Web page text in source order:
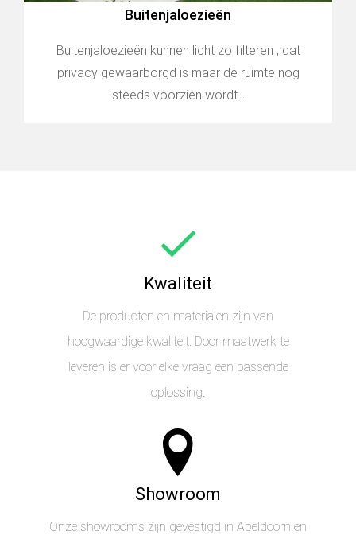
Buitenjaloezieën
Buitenjaloezieën kunnen licht zo filteren , dat
privacy gewaarborgd is maar de ruimte nog
steeds voorzien wordt...
Kwaliteit
De producten en materialen zijn van
hoogwaardige kwaliteit. Door maatwerk te
leveren is er voor elke vraag een passende
oplossing.
Showroom
Onze showrooms zijn gevestigd in Apeldoorn en